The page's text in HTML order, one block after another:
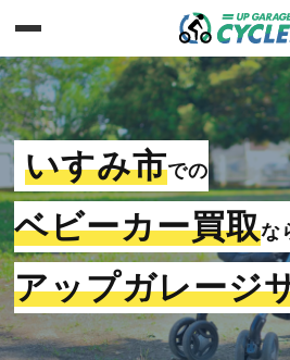
いすみ市での
ベビーカー買取な
アップガレージ